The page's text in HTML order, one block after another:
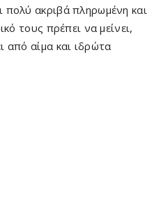
πολύ ακριβά πληρωμένη και
τους πρέπει να μείνει,
από αίμα και ιδρώτα